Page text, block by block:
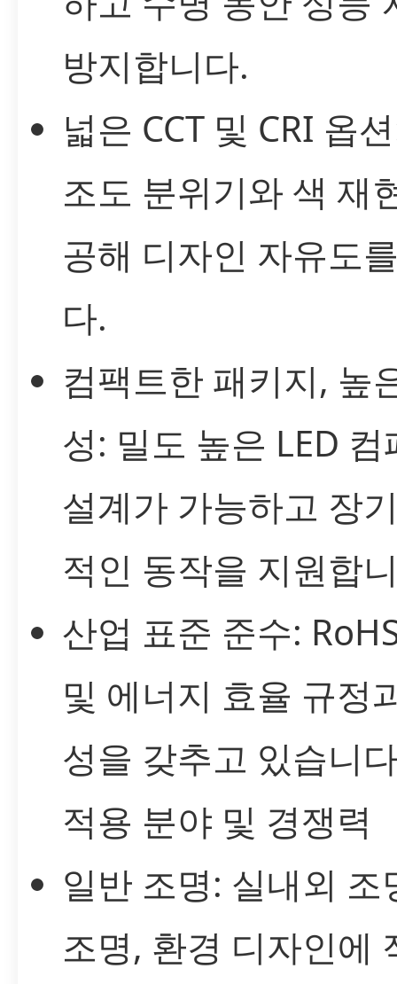
방지합니다.
넓은 CCT 및 CRI 옵
조도 분위기와 색 재
공해 디자인 자유도
다.
컴팩트한 패키지, 높
성: 밀도 높은 LED
설계가 가능하고 장
적인 동작을 지원합
산업 표준 준수:
및 에너지 효율 규정
성을 갖추고 있습니
적용 분야 및 경쟁력
일반 조명: 실내외 조
조명, 환경 디자인에